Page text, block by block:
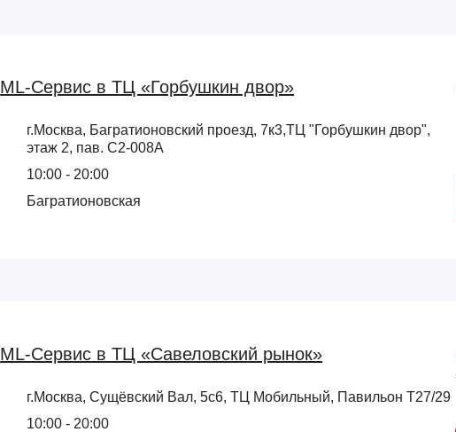
ML-Сервис в ТЦ «Горбушкин двор»
г.Москва, Багратионовский проезд, 7к3,ТЦ "Горбушкин двор",
этаж 2, пав. С2-008А
10:00 - 20:00
Багратионовская
ML-Сервис в ТЦ «Савеловский рынок»
г.Москва, Сущёвский Вал, 5с6, ТЦ Мобильный, Павильон Т27/29
10:00 - 20:00